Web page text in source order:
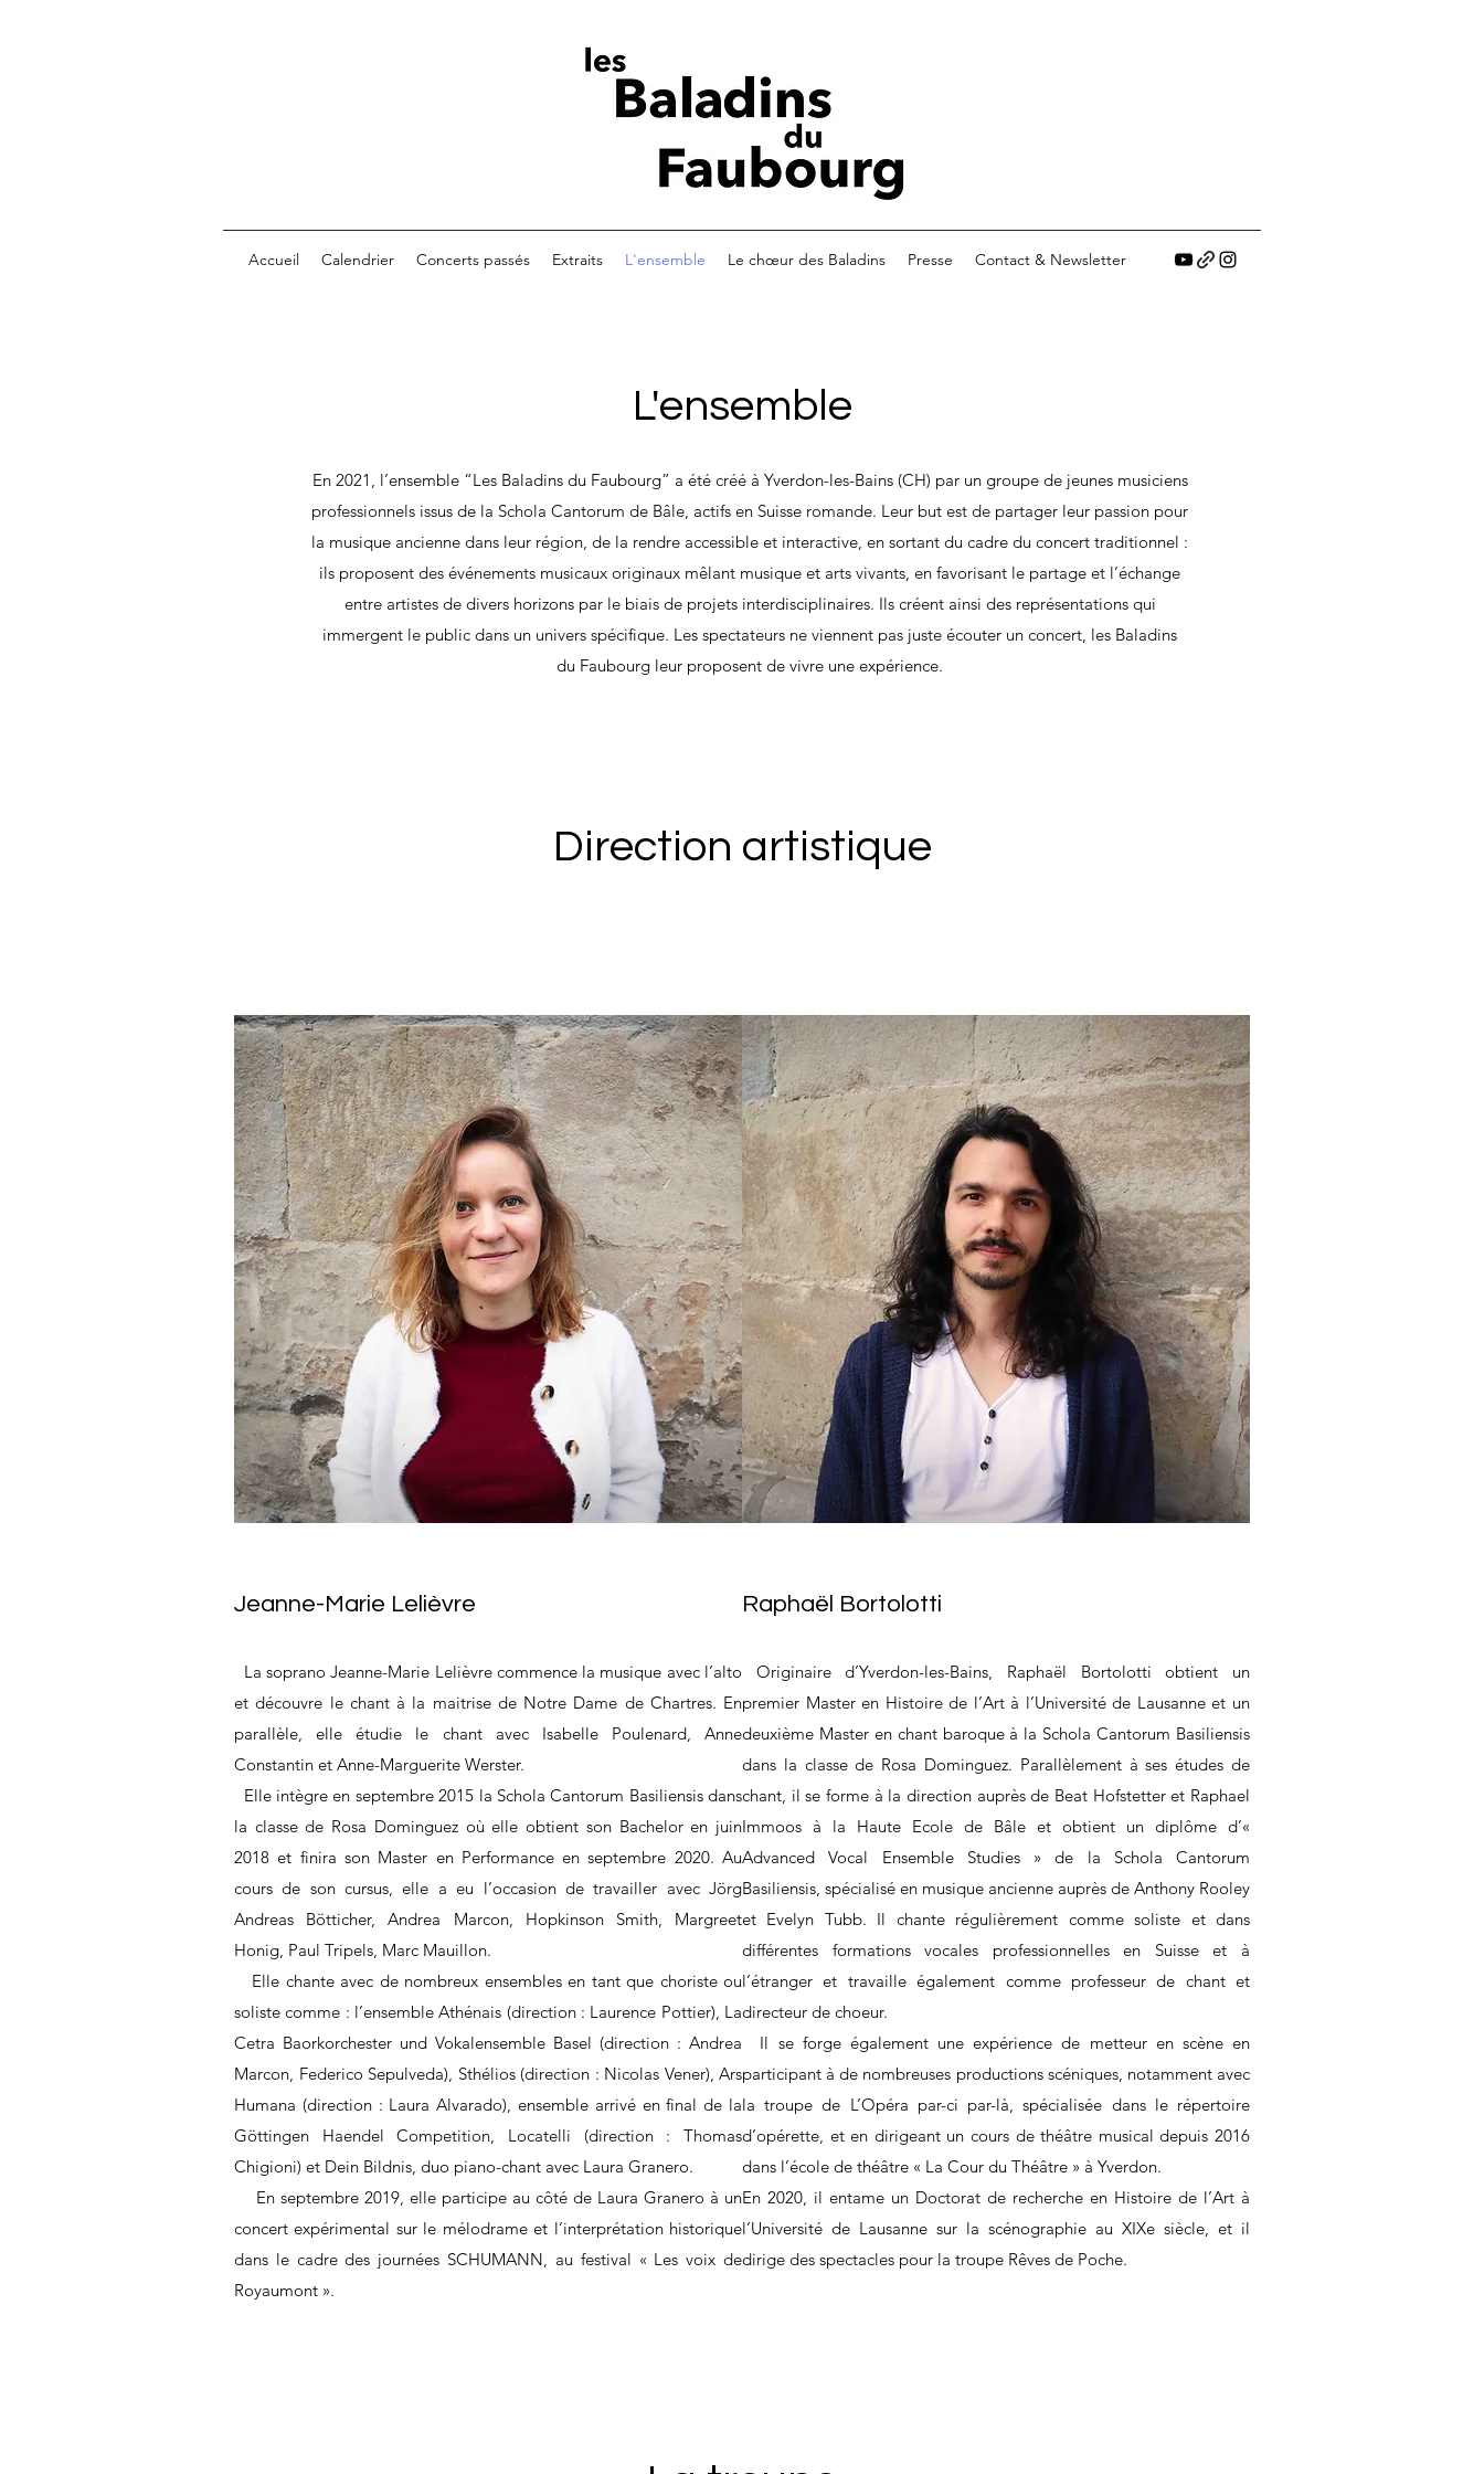
Accueil Calendrier Concerts passés Extraits L'ensemble Le chœur des Baladins Presse Contact & Newsletter
L'ensemble
En 2021, l’ensemble “Les Baladins du Faubourg” a été créé à Yverdon-les-Bains (CH) par un groupe de jeunes musiciens
professionnels issus de la Schola Cantorum de Bâle, actifs en Suisse romande. Leur but est de partager leur passion pour
la musique ancienne dans leur région, de la rendre accessible et interactive, en sortant du cadre du concert traditionnel :
ils proposent des événements musicaux originaux mêlant musique et arts vivants, en favorisant le partage et l’échange
entre artistes de divers horizons par le biais de projets interdisciplinaires. Ils créent ainsi des représentations qui
immergent le public dans un univers spécifique. Les spectateurs ne viennent pas juste écouter un concert, les Baladins
du Faubourg leur proposent de vivre une expérience.
Direction artistique
Jeanne-Marie Lelièvre
La soprano Jeanne-Marie Lelièvre commence la musique avec l’alto
et découvre le chant à la maitrise de Notre Dame de Chartres. En
parallèle, elle étudie le chant avec Isabelle Poulenard, Anne
Constantin et Anne-Marguerite Werster.
Elle intègre en septembre 2015 la Schola Cantorum Basiliensis dans
la classe de Rosa Dominguez où elle obtient son Bachelor en juin
2018 et finira son Master en Performance en septembre 2020. Au
cours de son cursus, elle a eu l’occasion de travailler avec Jörg
Andreas Bötticher, Andrea Marcon, Hopkinson Smith, Margreet
Honig, Paul Tripels, Marc Mauillon.
Elle chante avec de nombreux ensembles en tant que choriste ou
soliste comme : l’ensemble Athénais (direction : Laurence Pottier), La
Cetra Baorkorchester und Vokalensemble Basel (direction : Andrea
Marcon, Federico Sepulveda), Sthélios (direction : Nicolas Vener), Ars
Humana (direction : Laura Alvarado), ensemble arrivé en final de la
Göttingen Haendel Competition, Locatelli (direction : Thomas
Chigioni) et Dein Bildnis, duo piano-chant avec Laura Granero.
En septembre 2019, elle participe au côté de Laura Granero à un
concert expérimental sur le mélodrame et l’interprétation historique
dans le cadre des journées SCHUMANN, au festival « Les voix de
Royaumont ».
Raphaël Bortolotti
Originaire d’Yverdon-les-Bains, Raphaël Bortolotti obtient un
premier Master en Histoire de l’Art à l’Université de Lausanne et un
deuxième Master en chant baroque à la Schola Cantorum Basiliensis
dans la classe de Rosa Dominguez. Parallèlement à ses études de
chant, il se forme à la direction auprès de Beat Hofstetter et Raphael
Immoos à la Haute Ecole de Bâle et obtient un diplôme d’«
Advanced Vocal Ensemble Studies » de la Schola Cantorum
Basiliensis, spécialisé en musique ancienne auprès de Anthony Rooley
et Evelyn Tubb. Il chante régulièrement comme soliste et dans
différentes formations vocales professionnelles en Suisse et à
l’étranger et travaille également comme professeur de chant et
directeur de choeur.
Il se forge également une expérience de metteur en scène en
participant à de nombreuses productions scéniques, notamment avec
la troupe de L’Opéra par-ci par-là, spécialisée dans le répertoire
d’opérette, et en dirigeant un cours de théâtre musical depuis 2016
dans l’école de théâtre « La Cour du Théâtre » à Yverdon.
En 2020, il entame un Doctorat de recherche en Histoire de l’Art à
l’Université de Lausanne sur la scénographie au XIXe siècle, et il
dirige des spectacles pour la troupe Rêves de Poche.